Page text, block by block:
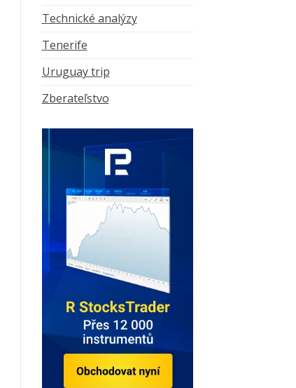
Technické analýzy
Tenerife
Uruguay trip
Zberateľstvo